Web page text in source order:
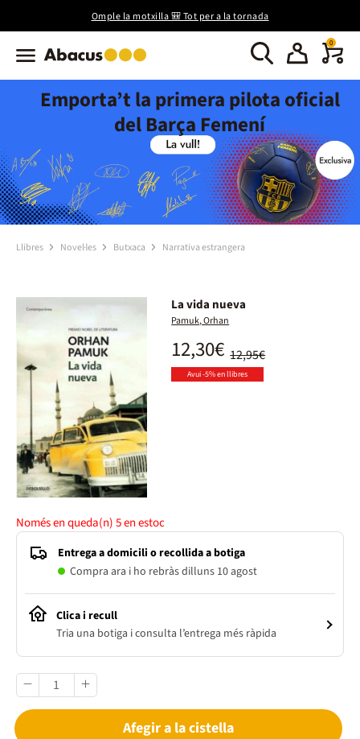
Omple la motxilla 🎒 Tot per a la tornada
0
Emporta’t la primera pilota oficial
del Barça Femení
Llibres Novel·les Butxaca Narrativa estrangera
La vida nueva
Pamuk, Orhan
12,95€
12,30€
Avui -5% en llibres
Només en queda(n)5en estoc
Entrega a domicili o recollida a botiga
Compra ara i ho rebràs dilluns 10 agost
Clica i recull
Tria una botiga i consulta l’entrega més ràpida
Afegir a la cistella